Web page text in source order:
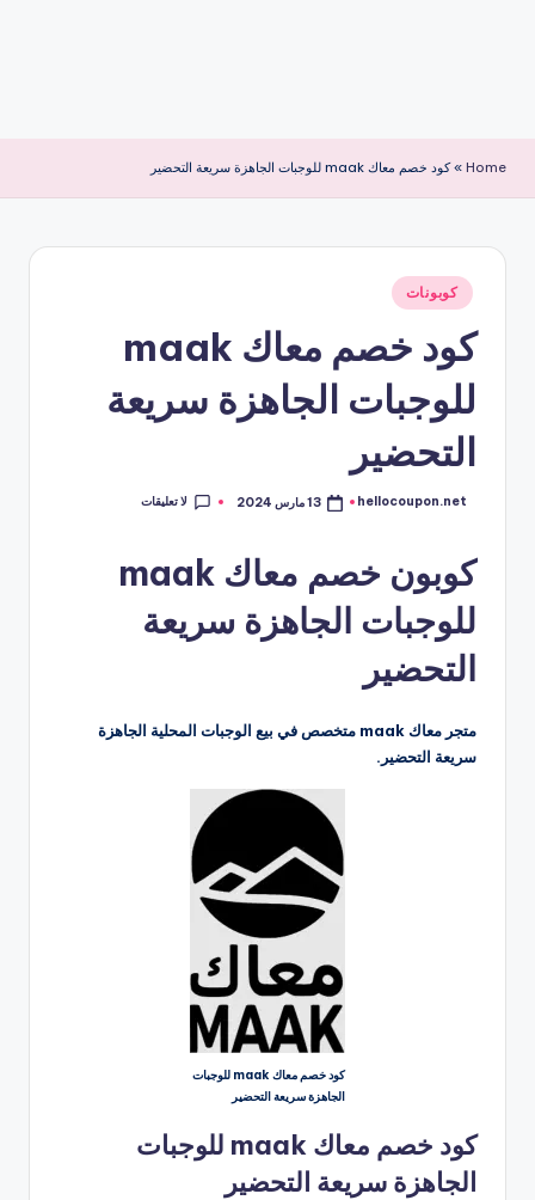
Home
»كود خصم معاك maak للوجبات الجاهزة سريعة التحضير
نُشر
في
كوبونات
كود خصم معاك maak
للوجبات الجاهزة سريعة
التحضير
تمّ
hellocoupon.net 13 مارس 2024 لا تعليقات
كوبون خصم معاك maak
للوجبات الجاهزة سريعة
التحضير
متجر معاك maak متخصص في بيع الوجبات المحلية الجاهزة
سريعة التحضير.
كود خصم معاك maak للوجبات
الجاهزة سريعة التحضير
كود خصم معاك maak للوجبات
الجاهزة سريعة التحضير